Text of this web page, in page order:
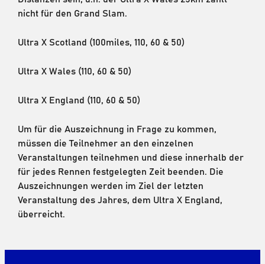
nicht für den Grand Slam.
Ultra X Scotland (100miles, 110, 60 & 50)
Ultra X Wales (110, 60 & 50)
Ultra X England (110, 60 & 50)
Um für die Auszeichnung in Frage zu kommen,
müssen die Teilnehmer an den einzelnen
Veranstaltungen teilnehmen und diese innerhalb der
für jedes Rennen festgelegten Zeit beenden. Die
Auszeichnungen werden im Ziel der letzten
Veranstaltung des Jahres, dem Ultra X England,
überreicht.